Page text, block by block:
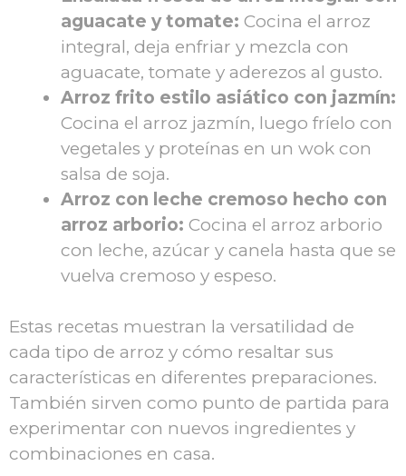
aguacate y tomate: Cocina el arroz
integral, deja enfriar y mezcla con
aguacate, tomate y aderezos al gusto.
Arroz frito estilo asiático con jazmín:
Cocina el arroz jazmín, luego fríelo con
vegetales y proteínas en un wok con
salsa de soja.
Arroz con leche cremoso hecho con
arroz arborio: Cocina el arroz arborio
con leche, azúcar y canela hasta que se
vuelva cremoso y espeso.
Estas recetas muestran la versatilidad de
cada tipo de arroz y cómo resaltar sus
características en diferentes preparaciones.
También sirven como punto de partida para
experimentar con nuevos ingredientes y
combinaciones en casa.